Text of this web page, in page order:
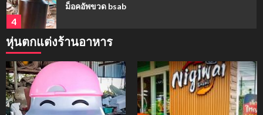
4
ม็อคอัพขวด bsab
5
ม็อคอัพน้ำมันวังว่าน
หุ่นตกแต่งร้านอาหาร